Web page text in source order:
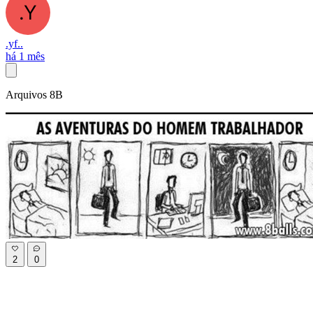
.yf..
há 1 mês
Arquivos 8B
2 0